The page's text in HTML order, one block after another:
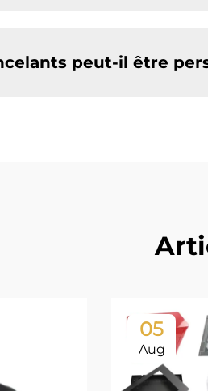
peut-il être
05
Aug